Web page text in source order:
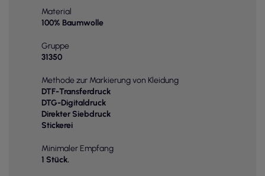
Material
100% Baumwolle
Gruppe
31350
Methode zur Markierung von Kleidung
DTF-Transferdruck
DTG-Digitaldruck
Direkter Siebdruck
Stickerei
Minimaler Empfang
1 Stück.